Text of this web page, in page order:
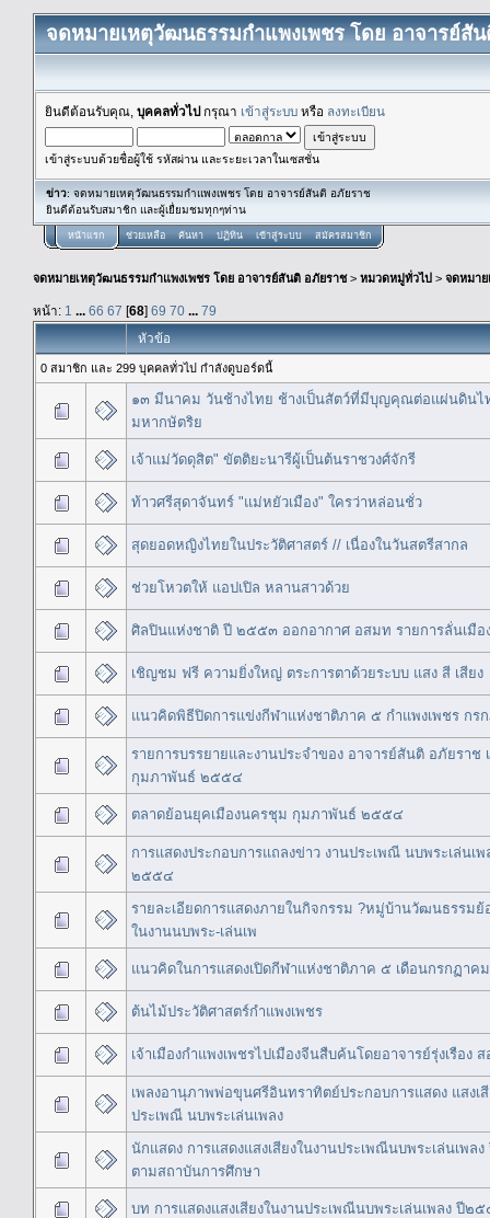
จดหมายเหตุวัฒนธรรมกำแพงเพชร โดย อาจารย์สั
ยินดีต้อนรับคุณ, บุคคลทั่วไปกรุณา เข้าสู่ระบบ หรือ ลงทะเบียน
เข้าสู่ระบบด้วยชื่อผู้ใช้ รหัสผ่าน และระยะเวลาในเซสชั่น
ข่าว: จดหมายเหตุวัฒนธรรมกำแพงเพชร โดย อาจารย์สันติ อภัยราช
ยินดีต้อนรับสมาชิก และผู้เยื่ยมชมทุกๆท่าน
หน้าแรก ช่วยเหลือ ค้นหา ปฏิทิน เข้าสู่ระบบ สมัครสมาชิก
จดหมายเหตุวัฒนธรรมกำแพงเพชร โดย อาจารย์สันติ อภัยราช> หมวดหมู่ทั่วไป > จดหมา
หน้า: 1 ... 66 67 [68] 69 70 ... 79
หัวข้อ
0 สมาชิก และ 299 บุคคลทั่วไป กำลังดูบอร์ดนี้
๑๓ มีนาคม วันช้างไทย ช้างเป็นสัตว์ที่มีบุญคุณต่อแผ่นดินไ
มหากษัตริย
เจ้าแม่วัดดุสิต" ขัตติยะนารีผู้เป็นต้นราชวงศ์จักรี
ท้าวศรีสุดาจันทร์ "แม่หยัวเมือง" ใครว่าหล่อนชั่ว
สุดยอดหญิงไทยในประวัติศาสตร์ // เนื่องในวันสตรีสากล
ช่วยโหวตให้ แอปเปิล หลานสาวด้วย
ศิลปินแห่งชาติ ปี ๒๕๕๓ ออกอากาศ อสมท รายการลั่นเมื
เชิญชม ฟรี ความยิ่งใหญ่ ตระการตาด้วยระบบ แสง สี เสียง
แนวคิดพิธีปิดการแข่งกีฬาแห่งชาติภาค ๕ กำแพงเพชร ก
รายการบรรยายและงานประจำของ อาจารย์สันติ อภัยราช
กุมภาพันธ์ ๒๕๕๔
ตลาดย้อนยุคเมืองนครชุม กุมภาพันธ์ ๒๕๕๔
การแสดงประกอบการแถลงข่าว งานประเพณี นบพระเล่นเพ
๒๕๕๔
รายละเอียดการแสดงภายในกิจกรรม ?หมู่บ้านวัฒนธรรมย้
ในงานนบพระ-เล่นเพ
แนวคิดในการแสดงเปิดกีฬาแห่งชาติภาค ๕ เดือนกรกฏา
ต้นไม้ประวัติศาสตร์กำแพงเพชร
เจ้าเมืองกำแพงเพชรไปเมืองจีนสืบค้นโดยอาจารย์รุ่งเรือง
เพลงอานุภาพพ่อขุนศรีอินทราทิตย์ประกอบการแสดง แสงเ
ประเพณี นบพระเล่นเพลง
นักแสดง การแสดงแสงเสียงในงานประเพณีนบพระเล่นเพล
ตามสถาบันการศึกษา
บท การแสดงแสงเสียงในงานประเพณีนบพระเล่นเพลง ปี๒